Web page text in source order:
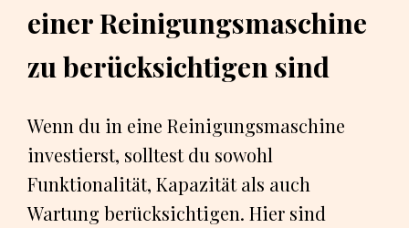
einer Reinigungsmaschine
zu berücksichtigen sind
Wenn du in eine Reinigungsmaschine
investierst, solltest du sowohl
Funktionalität, Kapazität als auch
Wartung berücksichtigen. Hier sind